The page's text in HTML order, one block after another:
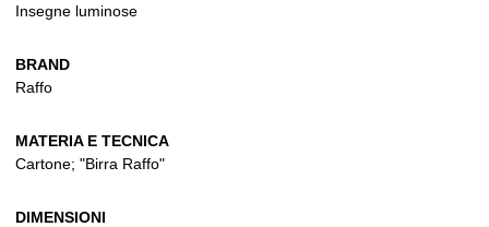
Insegne luminose
BRAND
Raffo
MATERIA E TECNICA
Cartone; "Birra Raffo"
DIMENSIONI